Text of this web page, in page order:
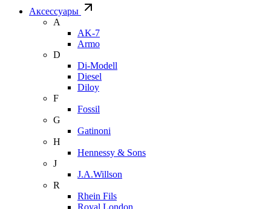
Аксессуары
A
AK-7
Armo
D
Di-Modell
Diesel
Diloy
F
Fossil
G
Gatinoni
H
Hennessy & Sons
J
J.A.Willson
R
Rhein Fils
Royal London